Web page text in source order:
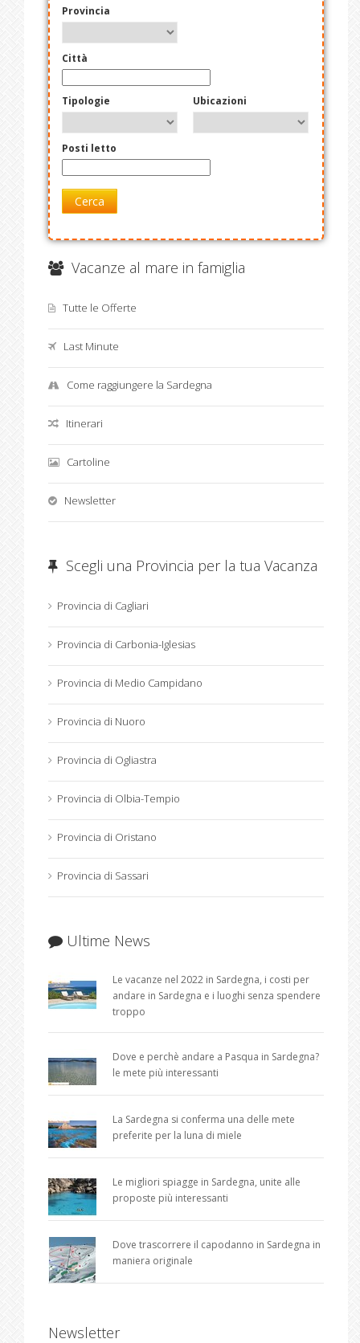
Provincia
Città
Tipologie Ubicazioni
Posti letto
Cerca
Vacanze al mare in famiglia
Tutte le Offerte
Last Minute
Come raggiungere la Sardegna
Itinerari
Cartoline
Newsletter
Scegli una Provincia per la tua Vacanza
Provincia di Cagliari
Provincia di Carbonia-Iglesias
Provincia di Medio Campidano
Provincia di Nuoro
Provincia di Ogliastra
Provincia di Olbia-Tempio
Provincia di Oristano
Provincia di Sassari
Ultime News
Le vacanze nel 2022 in Sardegna, i costi per
andare in Sardegna e i luoghi senza spendere
troppo
Dove e perchè andare a Pasqua in Sardegna?
le mete più interessanti
La Sardegna si conferma una delle mete
preferite per la luna di miele
Le migliori spiagge in Sardegna, unite alle
proposte più interessanti
Dove trascorrere il capodanno in Sardegna in
maniera originale
Newsletter